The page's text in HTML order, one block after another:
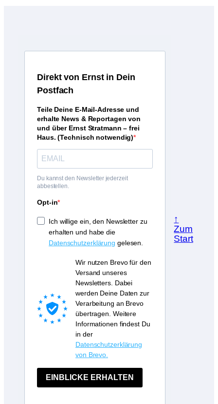
Direkt von Ernst in Dein
Postfach
Teile Deine E-Mail-Adresse und
erhalte News & Reportagen von
und über Ernst Stratmann – frei
Haus. (Technisch notwendig)
Du kannst den Newsletter jederzeit
abbestellen.
Opt-in
Ich willige ein, den Newsletter zu
erhalten und habe die
Datenschutzerklärung gelesen.
Wir nutzen Brevo für den
Versand unseres
Newsletters. Dabei
werden Deine Daten zur
Verarbeitung an Brevo
übertragen. Weitere
Informationen findest Du
in der
Datenschutzerklärung
von Brevo.
EINBLICKE ERHALTEN
↑
Zum
Start